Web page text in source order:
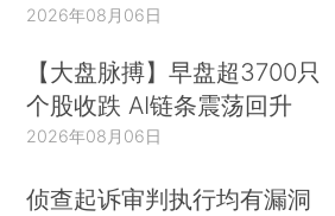
2026年08月06日
【大盘脉搏】早盘超3700只
个股收跌 AI链条震荡回升
2026年08月06日
侦查起诉审判执行均有漏洞